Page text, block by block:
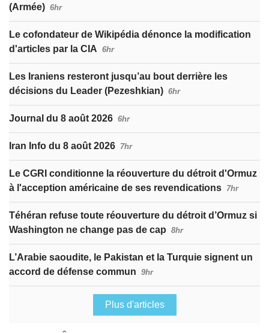
(Armée) 6hr
Le cofondateur de Wikipédia dénonce la modification
d'articles par la CIA 6hr
Les Iraniens resteront jusqu’au bout derrière les
décisions du Leader (Pezeshkian) 6hr
Journal du 8 août 2026 6hr
Iran Info du 8 août 2026 7hr
Le CGRI conditionne la réouverture du détroit d'Ormuz
à l'acception américaine de ses revendications 7hr
Téhéran refuse toute réouverture du détroit d’Ormuz si
Washington ne change pas de cap 8hr
L’Arabie saoudite, le Pakistan et la Turquie signent un
accord de défense commun 9hr
Plus d'articles